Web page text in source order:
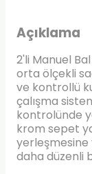
Açıklama
2'li Manuel
orta ölçekli
ve kontrollü
çalışma
kontrolünde
krom sepet
yerleşmesine
daha düzenli